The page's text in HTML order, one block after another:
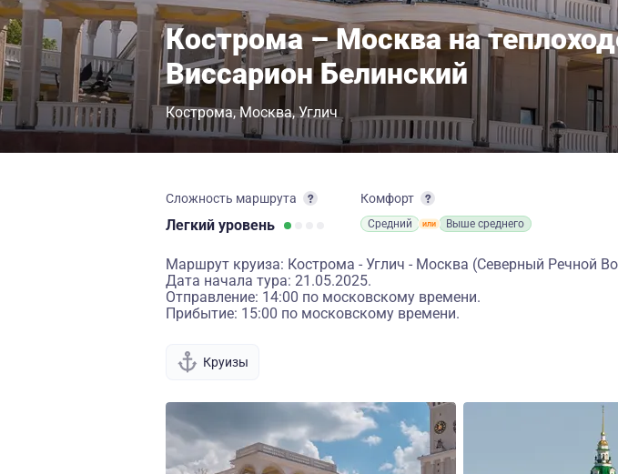
Кострома – Москва на
Виссарион Белинский
Кострома Москва Углич
Сложность маршрута
Легкий уровень
Комфорт
Средний Выше среднего
Маршрут круиза: Кострома - Углич - Москва (Северный Речной
Дата начала тура: 21.05.2025.
Отправление: 14:00 по московскому времени.
Прибытие: 15:00 по московскому времени.
Круизы